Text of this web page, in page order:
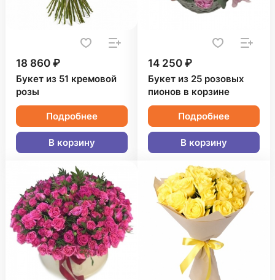
18 860 ₽
Букет из 51 кремовой
розы
Подробнее
В корзину
14 250 ₽
Букет из 25 розовых
пионов в корзине
Подробнее
В корзину